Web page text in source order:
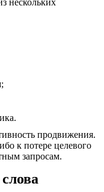
продвижения.
к потере целевого
запросам.